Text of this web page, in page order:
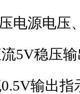
电源电压
5V稳压
0.5V输出指